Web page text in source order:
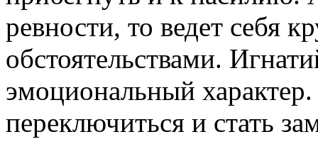
ревности, то ведет себя
обстоятельствами.
эмоциональный
переключиться и стать